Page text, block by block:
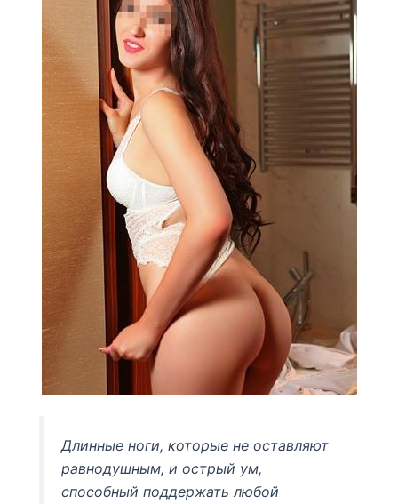
Длинные ноги, которые не оставляют
равнодушным, и острый ум,
способный поддержать любой